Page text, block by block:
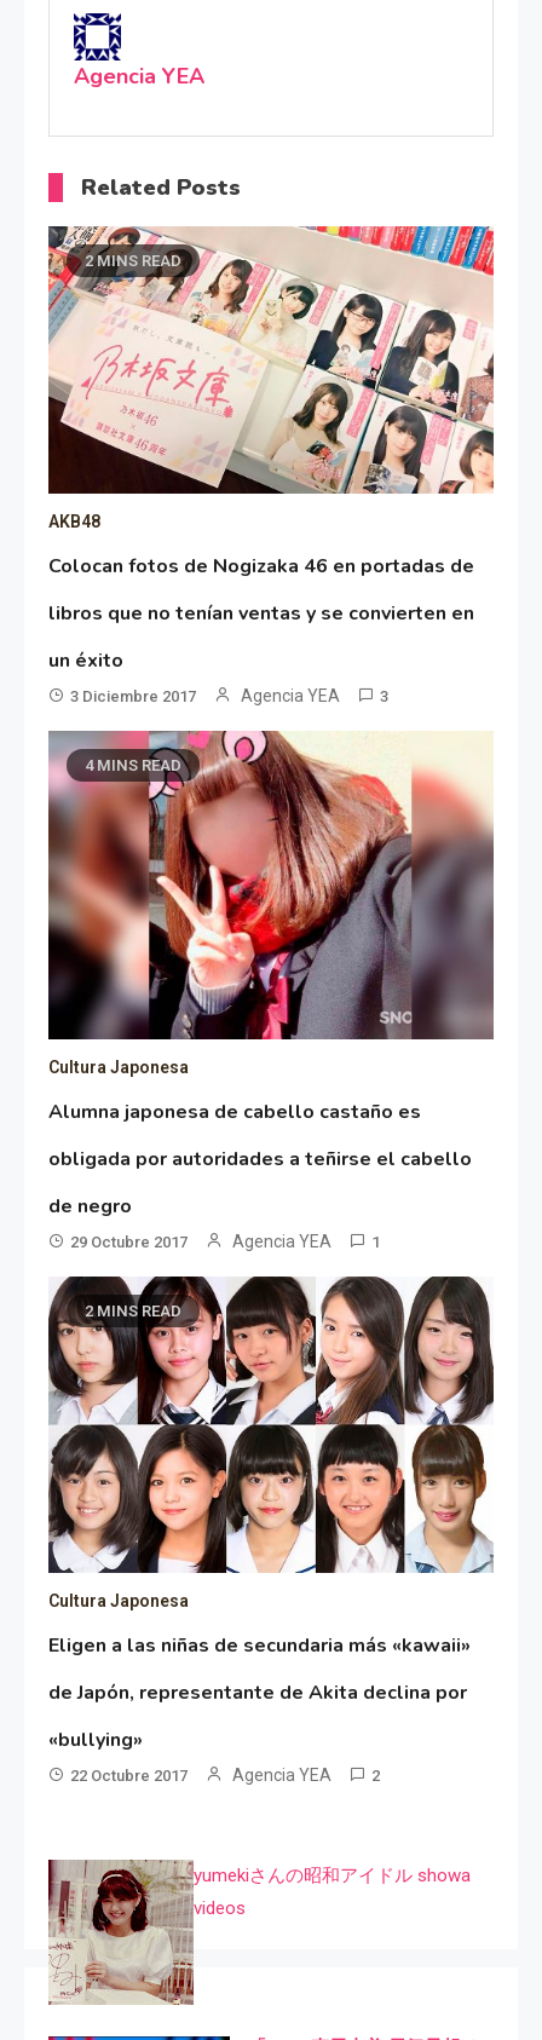
Agencia YEA
Related Posts
2 MINS READ
AKB48
Colocan fotos de Nogizaka 46 en portadas de
libros que no tenían ventas y se convierten en
un éxito
3 Diciembre 2017 Agencia YEA 3
4 MINS READ
Cultura Japonesa
Alumna japonesa de cabello castaño es
obligada por autoridades a teñirse el cabello
de negro
29 Octubre 2017 Agencia YEA 1
2 MINS READ
Cultura Japonesa
Eligen a las niñas de secundaria más «kawaii»
de Japón, representante de Akita declina por
«bullying»
22 Octubre 2017 Agencia YEA 2
yumekiさんの昭和アイドル showa
videos